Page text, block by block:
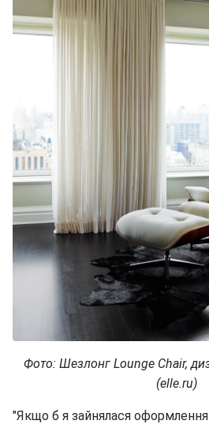
Фото: Шезлонг Lounge Chair,
(elle.ru)
"Якщо б я зайнялася